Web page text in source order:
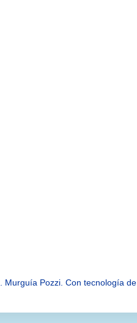
Murguía Pozzi. Con tecnología de